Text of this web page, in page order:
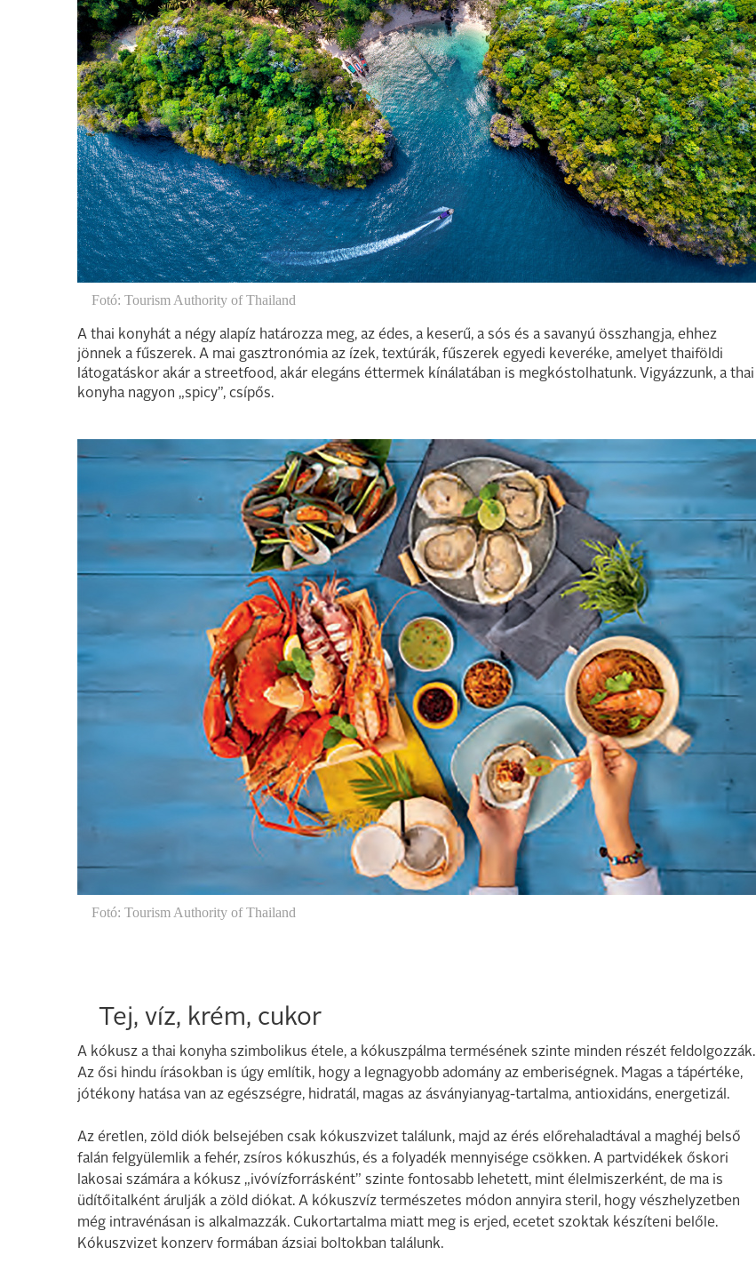
Fotó: Tourism Authority of Thailand
A thai konyhát a négy alapíz határozza meg, az édes, a keserű, a sós és a savanyú összhangja, ehhez
jönnek a fűszerek. A mai gasztronómia az ízek, textúrák, fűszerek egyedi keveréke, amelyet thaiföldi
látogatáskor akár a streetfood, akár elegáns éttermek kínálatában is megkóstolhatunk. Vigyázzunk, a thai
konyha nagyon „spicy”, csípős.
Fotó: Tourism Authority of Thailand
Tej, víz, krém, cukor
A kókusz a thai konyha szimbolikus étele, a kókuszpálma termésének szinte minden részét feldolgozzák.
Az ősi hindu írásokban is úgy említik, hogy a legnagyobb adomány az emberiségnek. Magas a tápértéke,
jótékony hatása van az egészségre, hidratál, magas az ásványianyag-tartalma, antioxidáns, energetizál.
Az éretlen, zöld diók belsejében csak kókuszvizet találunk, majd az érés előrehaladtával a maghéj belső
falán felgyülemlik a fehér, zsíros kókuszhús, és a folyadék mennyisége csökken. A partvidékek őskori
lakosai számára a kókusz „ivóvízforrásként” szinte fontosabb lehetett, mint élelmiszerként, de ma is
üdítőitalként árulják a zöld diókat. A kókuszvíz természetes módon annyira steril, hogy vészhelyzetben
még intravénásan is alkalmazzák. Cukortartalma miatt meg is erjed, ecetet szoktak készíteni belőle.
Kókuszvizet konzerv formában ázsiai boltokban találunk.